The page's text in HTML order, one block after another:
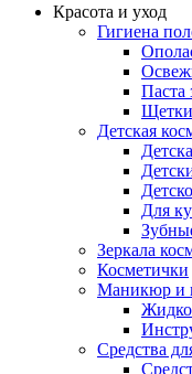
Красота и уход
Гигиена
Паста
Детская
Для
Зеркала
Косметички
Маникюр и
Средства